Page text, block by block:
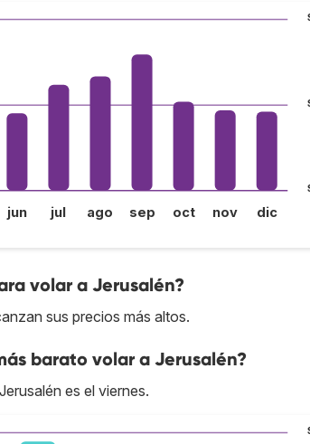
jun jul ago sep oct nov dic
volar a Jerusalén?
sus precios más altos.
barato volar a Jerusalén?
es el viernes.